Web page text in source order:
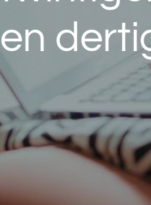
en